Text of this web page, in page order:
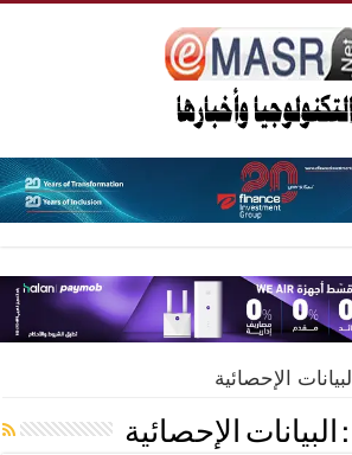
البيانات الإحصائية
البيانات الإحصائية